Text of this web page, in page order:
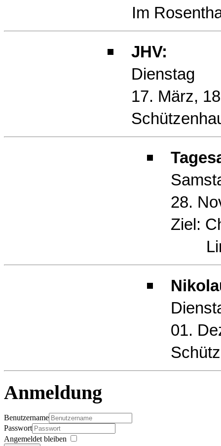
Im
JHV:
Dienstag
17. März,
28.
Ziel:
01.
Anmeldung
Benutzername
Passwort
Angemeldet bleiben